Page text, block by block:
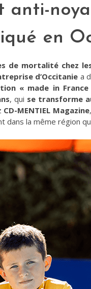
anti-
en
de mortalité chez
d’Occitanie a
« made in France
, qui se transforme
CD-MENTIEL Magazine
dans la même région